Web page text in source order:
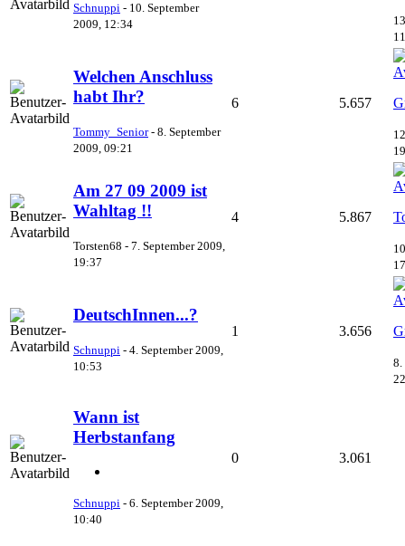
Schnuppi - 10. September
2009, 12:34
Welchen Anschluss
habt Ihr?
Tommy_Senior- 8. September
2009, 09:21
6 5.657
Am 27 09 2009 ist
Wahltag !!
Torsten68 - 7. September 2009,
19:37
4 5.867
DeutschInnen...?
Schnuppi - 4. September 2009,
10:53
1 3.656
8.
Wann ist
Herbstanfang
Schnuppi - 6. September 2009,
10:40
0 3.061